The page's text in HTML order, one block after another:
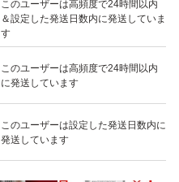
このユーザーは高頻度で24時間以内
＆設定した発送日数内に発送していま
す
このユーザーは高頻度で24時間以内
に発送しています
このユーザーは設定した発送日数内に
発送しています
いいね！
3,050